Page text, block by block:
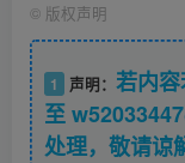
© 版权声明
1 声明： 若内
至
处理，敬请谅